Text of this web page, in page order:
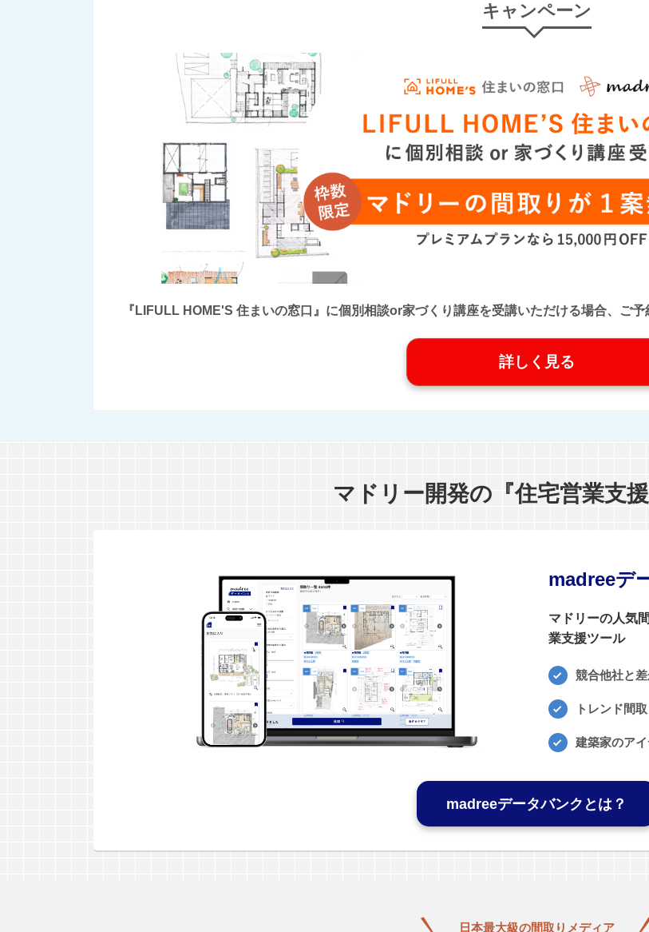
キャンペーン
『LIFULL HOME'S 住まいの窓口』に個別相談or家づくり講座を受講いただける場合、ご
詳しく見る
マドリー開発の『住宅営業支援
madreeデ
マドリーの人気
業支援ツール
競合他社と
トレンド間
建築家のア
madreeデータバンクとは？
日本最大級の間取りメディア